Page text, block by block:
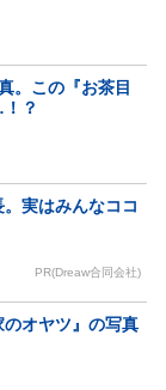
。この『お茶目
？
実はみんなココ
PR(Dreaw合同会社)
オヤツ』の写真